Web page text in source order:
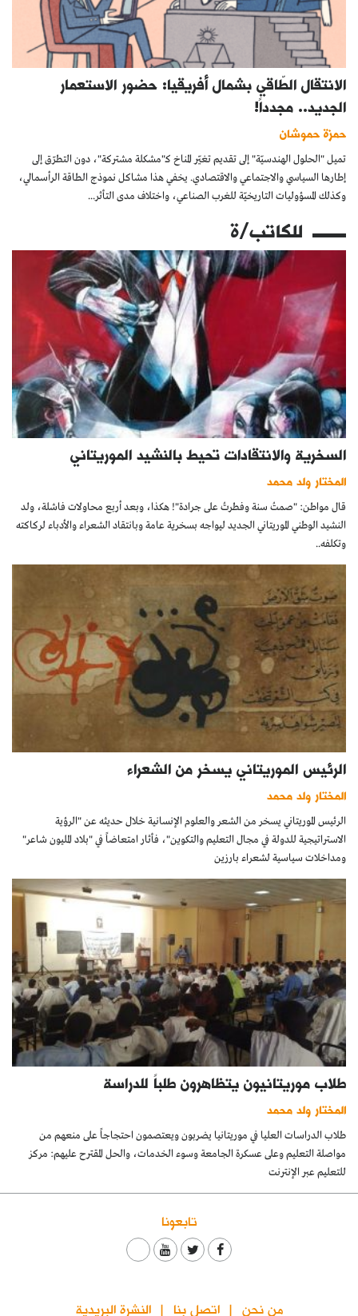
الانتقال الطّاقي بشمال أفريقيا: حضور الاستعمار
الجديد.. مجدداً!
حمزة حموشان
تميل "الحلول الهندسيّة" إلى تقديم تغيّر المناخ كـ"مشكلة مشتركة"، دون التطرّق إلى
إطارها السياسي والاجتماعي والاقتصادي. يخفي هذا مشاكل نموذج الطاقة الرأسمالي،
وكذلك المسؤوليات التاريخيّة للغرب الصناعي، واختلاف مدى التأثر...
للكاتب/ة
السخرية والانتقادات تحيط بالنشيد الموريتاني
المختار ولد محمد
قال مواطن: "صمتُ سنة وفطرتُ على جرادة"! هكذا، وبعد أربع محاولات فاشلة، ولد
النشيد الوطني الموريتاني الجديد ليواجه بسخرية عامة وبانتقاد الشعراء والأدباء لركاكته
وتكلفه..
الرئيس الموريتاني يسخر من الشعراء
المختار ولد محمد
الرئيس الموريتاني يسخر من الشعر والعلوم الإنسانية خلال حديثه عن "الرؤية
الاستراتيجية للدولة في مجال التعليم والتكوين"، فأثار امتعاضاً في "بلاد المليون شاعر"
ومداخلات سياسية لشعراء بارزين
طلاب موريتانيون يتظاهرون طلباً للدراسة
المختار ولد محمد
طلاب الدراسات العليا في موريتانيا يضربون ويعتصمون احتجاجاً على منعهم من
مواصلة التعليم وعلى عسكرة الجامعة وسوء الخدمات، والحل المقترح عليهم: مركز
للتعليم عبر الإنترنت
تابعونا
من نحن اتصل بنا النشرة البريدية